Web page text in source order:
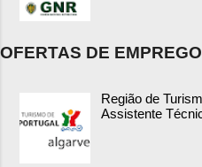
OFERTAS DE EMPREGO
Região de
Assistente